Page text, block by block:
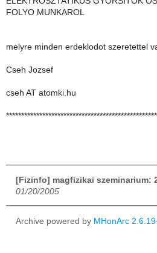
FOLYO MUNKAROL
melyre minden erdeklodot szeretettel
Cseh Jozsef
cseh AT atomki.hu
[Fizinfo] magfizikai szeminarium:
01/20/2005
Archive powered by MHonArc